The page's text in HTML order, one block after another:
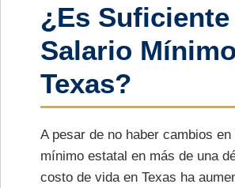
¿Es Suficiente
Salario
Texas?
A pesar de no haber cambios
mínimo estatal en más de una
costo de vida en Texas ha